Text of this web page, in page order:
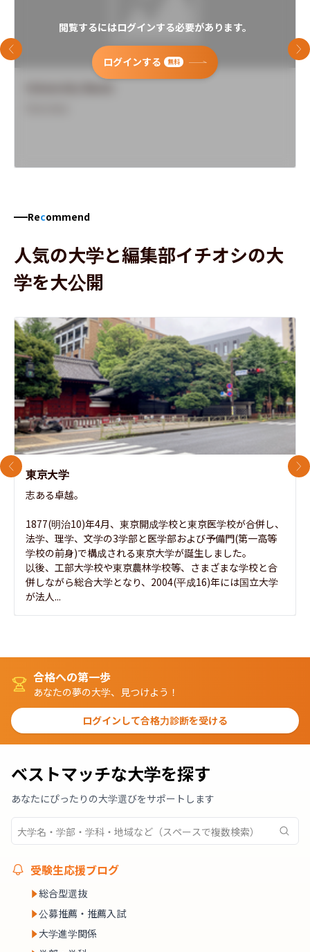
閲覧するにはログインする必要があります。
ログインする 無料
前のスライド 次
Recommend
人気の大学と編集部イチオシの大
学を大公開
東京大学
志ある卓越。
1877(明治10)年4月、東京開成学校と東京医学校が合併し、
法学、理学、文学の3学部と医学部および予備門(第一高等
学校の前身)で構成される東京大学が誕生しました。
以後、工部大学校や東京農林学校等、さまざまな学校と合
併しながら総合大学となり、2004(平成16)年には国立大学
が法人...
前のスライド 次
合格への第一歩
あなたの夢の大学、見つけよう！
ログインして合格力診断を受ける
ベストマッチな大学を探す
あなたにぴったりの大学選びをサポートします
受験生応援ブログ
総合型選抜
公募推薦・推薦入試
大学進学関係